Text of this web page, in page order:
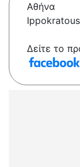
Αθήνα
Ippokratous
Δείτε το